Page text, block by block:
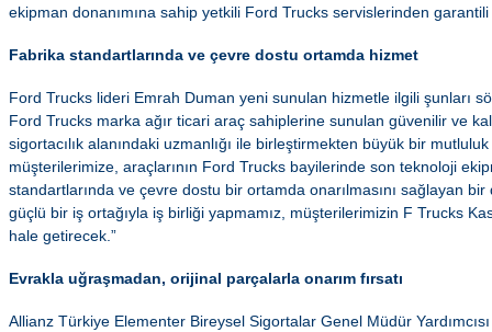
ekipman donanımına sahip yetkili Ford Trucks servislerinden
Fabrika standartlarında ve çevre dostu ortamda hizmet
Ford Trucks lideri Emrah Duman yeni sunulan hizmetle ilgili şunları
Ford Trucks marka ağır ticari araç sahiplerine sunulan güvenilir ve
sigortacılık alanındaki uzmanlığı ile birleştirmekten büyük bir
müşterilerimize, araçlarının Ford Trucks bayilerinde son teknoloji
standartlarında ve çevre dostu bir ortamda onarılmasını sağlayan
güçlü bir iş ortağıyla iş birliği yapmamız, müşterilerimizin F Trucks
hale getirecek.”
Evrakla uğraşmadan, orijinal parçalarla onarım fırsatı
Allianz Türkiye Elementer Bireysel Sigortalar Genel Müdür